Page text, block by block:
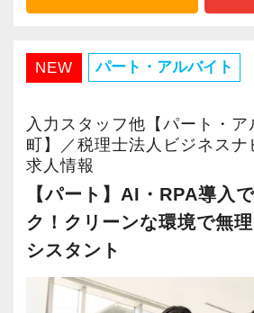
・将来的にマネジメントに関
＜まずはカジュアル面談へ＞
・事前に気軽な面談を実施
・仕事内容やキャリアを相談可
・ざっくばらんに質問OK
・納得後に選考へ進めます
・入社時期は柔軟に対応
・半年～1年の調整も可能
「応募する」からお気軽にご
す。
経営という長い旅路の味方、
イア」です。
＜仕事の魅力＞
事務所開設メンバーだからこ
務だけではなく、幅広い職務を
できます。会えばわかります
魅力的です！
あなたのこれまでの頑張り、こ
が報われる会社を目指していま
NEW パート・アルバイト
入力スタッフ他【パート・ア
町】／税理士法人ビジネス
求人情報
【パート】AI・RPA導入
ク！クリーンな環境で無
シスタント